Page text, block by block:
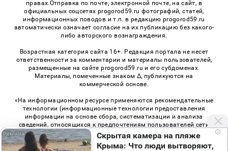
правах.Отправка по почте, электронной почте, на сайт, в
официальных соцсетях progorod59.ru фотографий, статей,
информационных поводов и т.п. в редакцию progorod59.ru
автоматически означает согласие на их публикацию без какого-
либо авторского вознаграждения.
Возрастная категория сайта 16+. Редакция портала не несет
ответственности за комментарии и материалы пользователей,
размещенные на сайте progorod59.ru и его субдоменах.
Материалы, помеченные знаком Δ, публикуются на
коммерческой основе.
«На информационном ресурсе применяются рекомендательные
технологии (информационные технологии предоставления
информации на основе сбора, систематизации и анализа
сведений, относящихся к предпочтениям пользователей сети
«Интернет», находящихся на территории Российской
Федерации)». Правила применения рекомендательных
технологий в виджетах рекламно-обменной сети«СМИ2» (PDF),
i
Скрытая камера на пляже
Крыма: Что люди вытворяют,